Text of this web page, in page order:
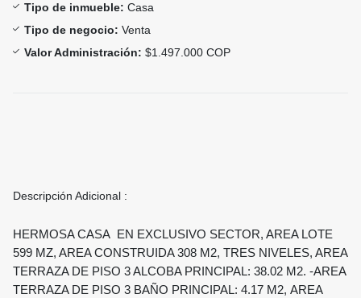
Tipo de inmueble: Casa
Tipo de negocio: Venta
Valor Administración: $1.497.000 COP
Descripción Adicional :
HERMOSA CASA EN EXCLUSIVO SECTOR, AREA LOTE
599 MZ, AREA CONSTRUIDA 308 M2, TRES NIVELES, AREA
TERRAZA DE PISO 3 ALCOBA PRINCIPAL: 38.02 M2. -AREA
TERRAZA DE PISO 3 BAÑO PRINCIPAL: 4.17 M2, AREA